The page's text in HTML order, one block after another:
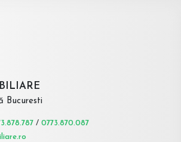
Bucuresti
/ 0773.870.087